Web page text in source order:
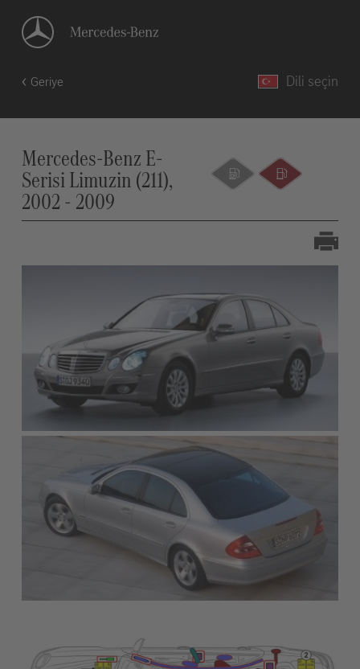
Geriye Dili seçin
Mercedes-Benz E-
Serisi Limuzin (211),
2002 - 2009